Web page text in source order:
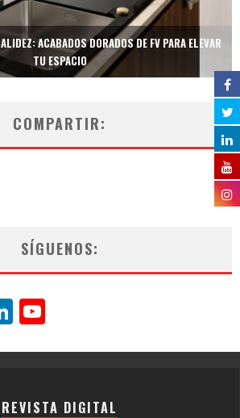
ACABADOS DORADOS DE FV PARA ELEVAR
TU ESPACIO
COMPARTIR:
SÍGUENOS:
LinkedIn
REVISTA DIGITAL